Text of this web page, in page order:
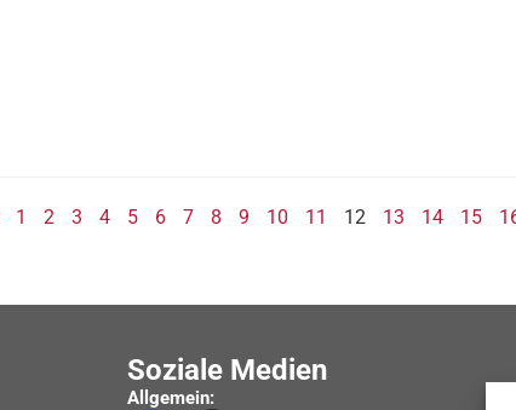
1 2 3 4 5 6 7 8 9 10 11 12 13 14 15
Soziale Medien
Allgemein: